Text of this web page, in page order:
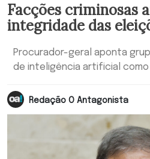
Facções criminosas
integridade das
Procurador-geral aponta
de inteligência artificial
Redação O Antagonista